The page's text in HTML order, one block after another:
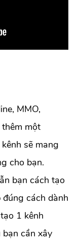
MMO,
một
sẽ mang
cho bạn.
bạn cách tạo
cách dành
1 kênh
cần xây